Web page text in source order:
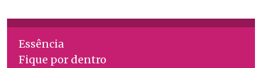
Essência
Fique por dentro